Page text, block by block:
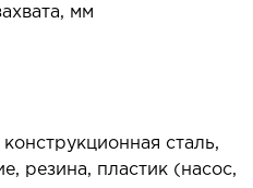
мм
сталь,
резина, пластик (насос,